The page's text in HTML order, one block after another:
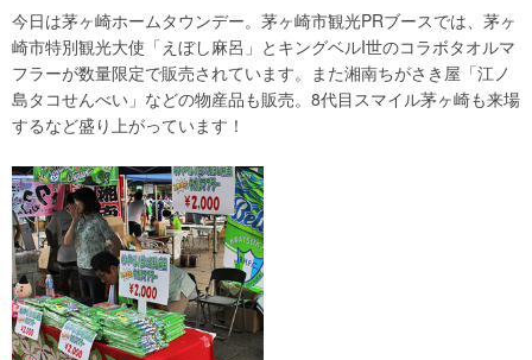
今日は茅ヶ崎ホームタウンデー。茅ヶ崎市観光PRブースでは、茅ヶ
崎市特別観光大使「えぼし麻呂」とキングベルI世のコラボタオルマ
フラーが数量限定で販売されています。また湘南ちがさき屋「江ノ
島タコせんべい」などの物産品も販売。8代目スマイル茅ヶ崎も来場
するなど盛り上がっています！